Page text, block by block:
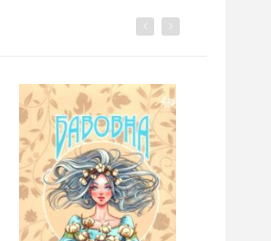
Previous
Next